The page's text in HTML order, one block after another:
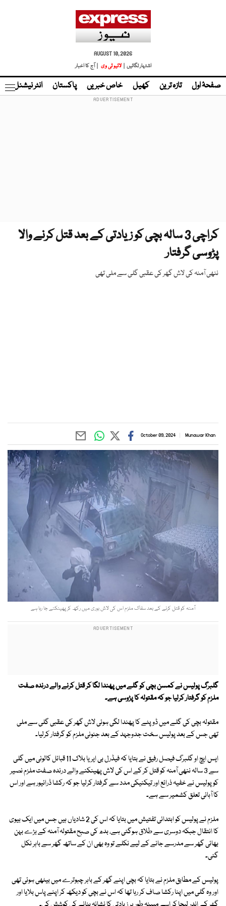
AUGUST 10, 2026
اشتہار لگائیں |
لائیو ٹی وی | آج کا اخبار
صفحۂ اول تازہ ترین کھیل خاص خبریں پاکستان انٹر نیشنل
کراچی 3 سالہ بچی کو زیادتی کے بعد قتل کرنے والا
پڑوسی گرفتار
ننھی آمنہ کی لاش گھر کی عقبی گلی سے ملی تھی
Munawar Khan
October 09, 2024
آمنہ کو قتل کرنے کے بعد سفاک ملزم اس کی لاش بوری میں رکھ کر پھینکنے جا رہا ہے
گلبرگ پولیس نے کمسن بچی کو گلے میں پھندا لگا کر قتل کرنے والے درندہ صفت
ملزم کو گرفتار کرلیا جو کہ مقتولہ کا پڑوسی ہے۔
مقتولہ بچی کی گلے میں ڈوپٹے کا پھندا لگی ہوئی لاش گھر کی عقبی گلی سے ملی
تھی جس کے بعد پولیس سخت جدوجہد کے بعد جنونی ملزم کو گرفتار کرلیا۔
ایس ایچ او گلبرگ فیصل رفیق نے بتایا کہ فیڈرل بی ایریا بلاک 11 قبائل کالونی میں گلی
سے 3 سالہ ننھی آمنہ کو قتل کر کے اس کی لاش پھینکنے والے درندہ صفت ملزم نصیر
کو پولیس نے خفیہ ذرائع اور تیکنیکی مدد سے گرفتار کرلیا جو کہ رکشا ڈرائیور ہے اور اس
کا آبائی تعلق کشمیر سے ہے۔
ملزم نے پولیس کو ابتدائی تفتیش میں بتایا کہ اس کی 2 شادیاں ہیں جس میں ایک بیوی
کا انتقال جبکہ دوسری سے طلاق ہوگئی ہے، بدھ کی صبح مقتولہ آمنہ کے بڑے بہن
بھائی گھر سے مدرسے جانے کے لیے نکلے تو وہ بھی ان کے ساتھ گھر سے باہر نکل
گئی۔
پولیس کے مطابق ملزم نے بتایا کہ بچی اپنے گھر کے باہر چبوترے میں بیٹھی ہوئی تھی
اور وہ گلی میں اپنا رکشا صاف کر رہا تھا کہ اس نے بچی کو دیکھ کر اپنے پاس بلایا اور